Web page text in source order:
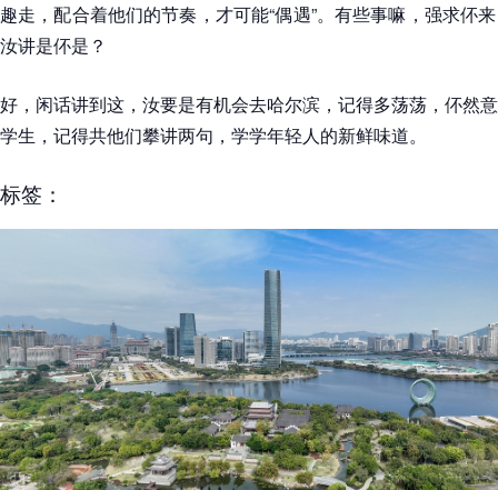
趣走，配合着他们的节奏，才可能“偶遇”。有些事嘛，强求伓
汝讲是伓是？
好，闲话讲到这，汝要是有机会去哈尔滨，记得多荡荡，伓然
学生，记得共他们攀讲两句，学学年轻人的新鲜味道。
标签：